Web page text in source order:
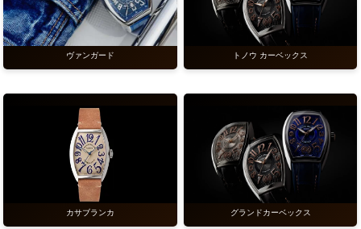
ヴァンガード トノウ カーベックス
カサブランカ グランドカーベックス